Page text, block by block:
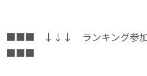
■■■ ↓↓↓ ランキング参
■■■